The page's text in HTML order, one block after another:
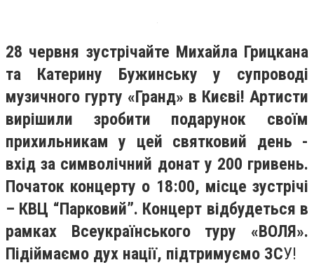
28 червня зустрічайте Михайла Грицкана
та Катерину Бужинську у супроводі
музичного гурту «Гранд» в Києві! Артисти
вирішили зробити подарунок своїм
прихильникам у цей святковий день -
вхід за символічний донат у 200 гривень.
Початок концерту о 18:00, місце зустрічі
– КВЦ “Парковий”. Концерт відбудеться в
рамках Всеукраїнського туру «ВОЛЯ».
Підіймаємо дух нації, підтримуємо ЗСУ!